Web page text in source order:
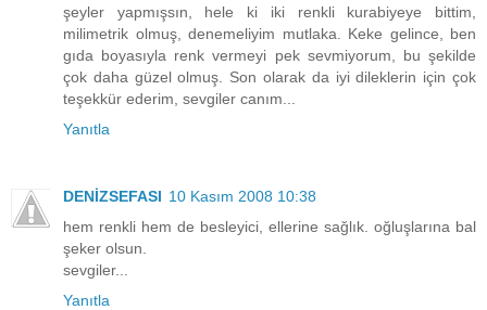
şeyler yapmışsın, hele ki iki renkli kurabiyeye bittim,
milimetrik olmuş, denemeliyim mutlaka. Keke gelince, ben
gıda boyasıyla renk vermeyi pek sevmiyorum, bu şekilde
çok daha güzel olmuş. Son olarak da iyi dileklerin için çok
teşekkür ederim, sevgiler canım...
Yanıtla
DENİZSEFASI 10 Kasım 2008 10:38
hem renkli hem de besleyici, ellerine sağlık. oğluşlarına bal
şeker olsun.
sevgiler...
Yanıtla